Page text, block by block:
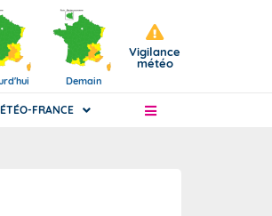
Demain
Vigilance
météo
FRANCE